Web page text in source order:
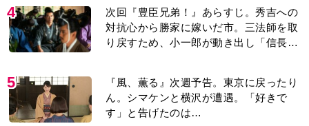
4
次回『豊臣兄弟！』あらすじ。秀吉への
対抗心から勝家に嫁いだ市。三法師を取
り戻すため、小一郎が動き出し「信長の
5
『風、薫る』次週予告。東京に戻ったり
ん。シマケンと横沢が遭遇。「好きで
す」と告げたのは…